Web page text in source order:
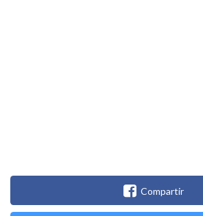
Compartir